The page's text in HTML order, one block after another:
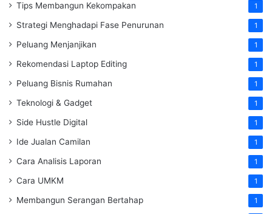
Tips Membangun Kekompakan 1
Strategi Menghadapi Fase Penurunan 1
Peluang Menjanjikan 1
Rekomendasi Laptop Editing 1
Peluang Bisnis Rumahan 1
Teknologi & Gadget 1
Side Hustle Digital 1
Ide Jualan Camilan 1
Cara Analisis Laporan 1
Cara UMKM 1
Membangun Serangan Bertahap 1